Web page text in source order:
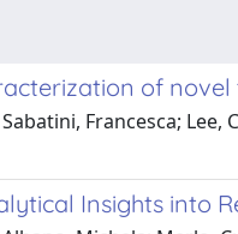
of
Francesca;
Insights into